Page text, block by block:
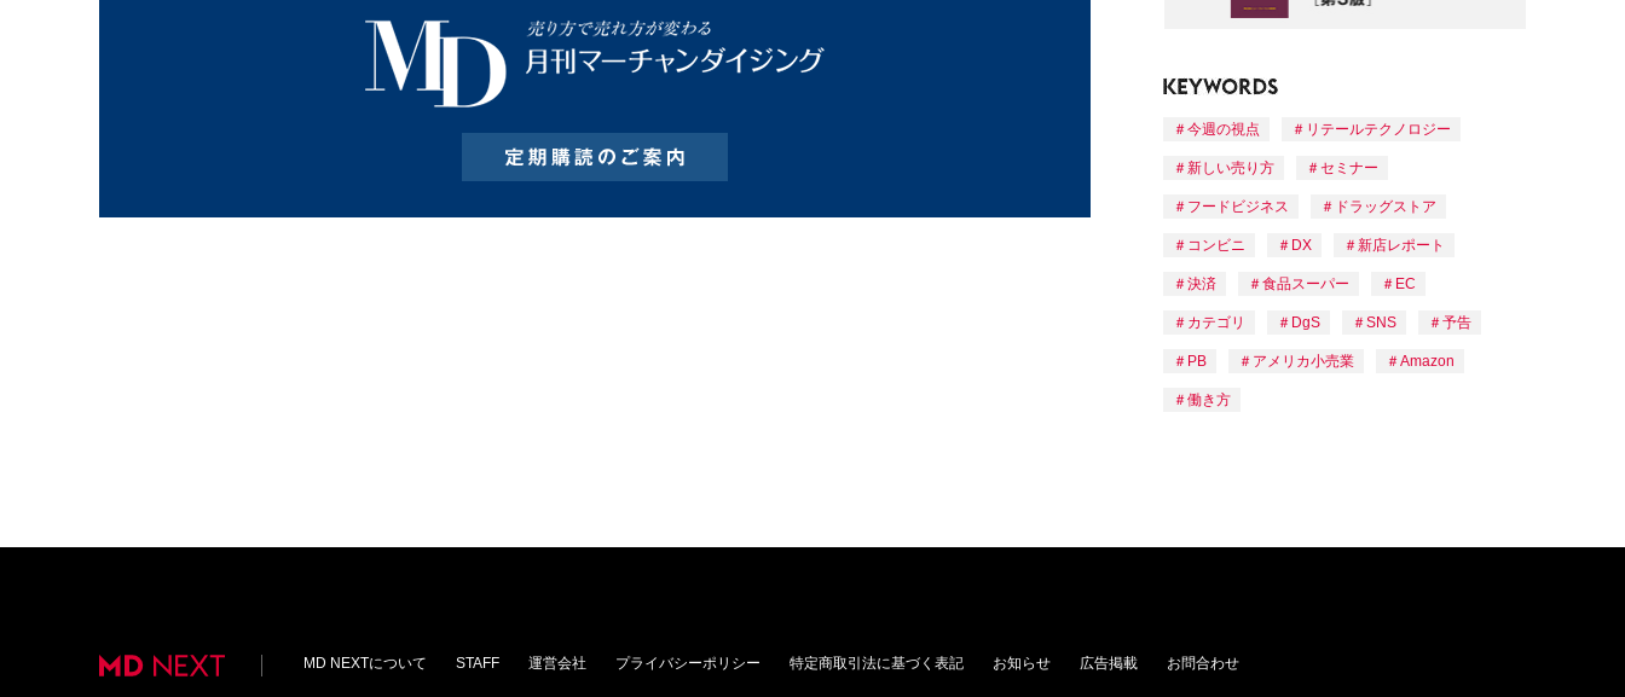
今週の視点 リテールテクノロジー
新しい売り方 セミナー
フードビジネス ドラッグストア
コンビニ DX 新店レポート
決済 食品スーパー EC
カテゴリ DgS SNS 予告
PB アメリカ小売業 Amazon
働き方
MD NEXTについて STAFF 運営会社 プライバシーポリシー 特定商取引法に基づく表記 お知らせ 広告掲載 お問合わせ